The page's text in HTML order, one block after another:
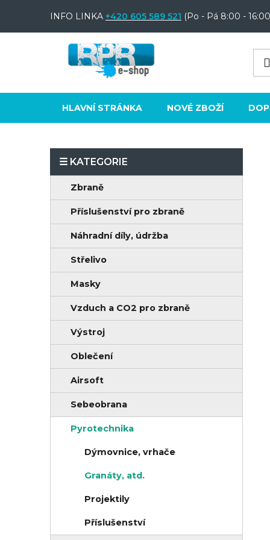
INFO LINKA +420 605 589 521 (Po - Pá 8:00 -
HLAVNÍ STRÁNKA NOVÉ ZBOŽÍ
P
o
a
n
p
a
Přeskočit
kategorie
a
g
r
Zbraně
Příslušenství pro zbraně
Náhradní díly, údržba
Střelivo
Masky
Vzduch a CO2 pro zbraně
Výstroj
Oblečení
Airsoft
Sebeobrana
Pyrotechnika
Dýmovnice, vrhače
Granáty, atd.
Projektily
Příslušenství